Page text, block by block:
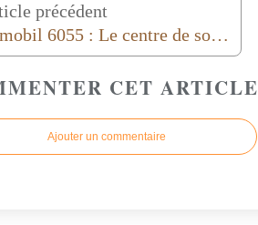
précédent
Playmobil 6055 : Le centre de soins pour licornes
CET ARTICLE
Ajouter un commentaire